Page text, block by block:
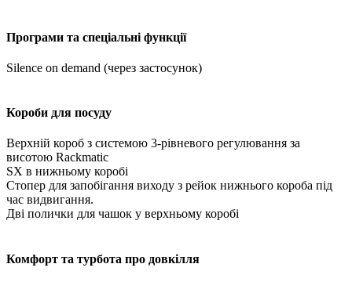
Програми та спеціальні функції
Silence on demand (через застосунок)
Короби для посуду
Верхній короб з системою 3-рівневого регулювання за
висотою Rackmatic
SX в нижньому коробі
Стопер для запобігання виходу з рейок нижнього короба під
час видвигання.
Дві полички для чашок у верхньому коробі
Комфорт та турбота про довкілля